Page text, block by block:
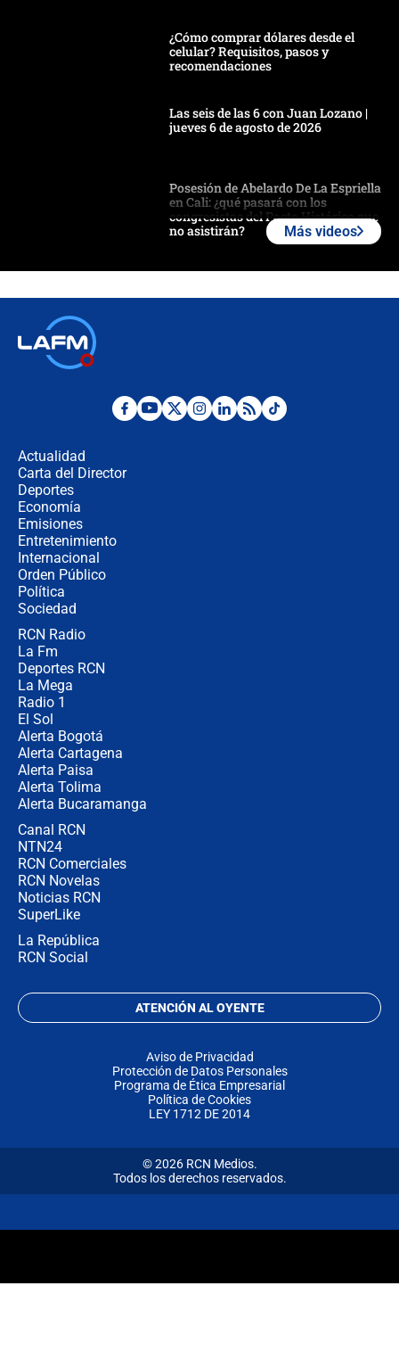
¿Cómo comprar dólares desde el
celular? Requisitos, pasos y
recomendaciones
Las seis de las 6 con Juan Lozano |
jueves 6 de agosto de 2026
Posesión de Abelardo De La Espriella
en Cali: ¿qué pasará con los
congresistas del Pacto Histórico que
no asistirán?
¿Por qué De la Espriella gobernará
Más videos
Actualidad
Carta del Director
Deportes
Economía
Emisiones
Entretenimiento
Internacional
Orden Público
Política
Sociedad
RCN Radio
La Fm
Deportes RCN
La Mega
Radio 1
El Sol
Alerta Bogotá
Alerta Cartagena
Alerta Paisa
Alerta Tolima
Alerta Bucaramanga
Canal RCN
NTN24
RCN Comerciales
RCN Novelas
Noticias RCN
SuperLike
La República
RCN Social
ATENCIÓN AL OYENTE
Aviso de Privacidad
Protección de Datos Personales
Programa de Ética Empresarial
Política de Cookies
LEY 1712 DE 2014
© 2026 RCN Medios.
Todos los derechos reservados.